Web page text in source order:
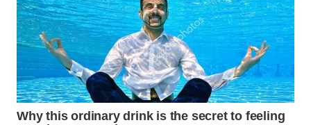
BEKASI
WN
BOGOR
WN
DEPOK